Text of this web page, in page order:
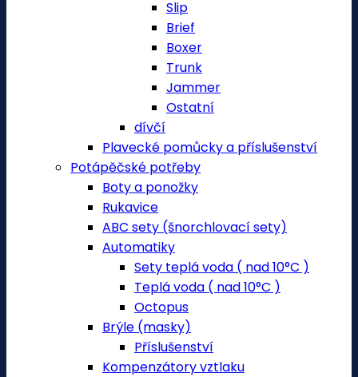
Slip
Brief
Boxer
Trunk
Jammer
Ostatní
dívčí
Plavecké pomůcky a příslušenství
Potápěčské potřeby
Boty a ponožky
Rukavice
ABC sety (šnorchlovací sety)
Automatiky
Sety teplá voda ( nad 10°C )
Teplá voda ( nad 10°C )
Octopus
Brýle (masky)
Příslušenství
Kompenzátory vztlaku